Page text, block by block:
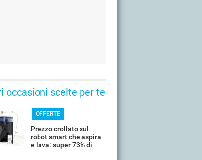
occasioni scelte per te
OFFERTE
Prezzo crollato sul
robot smart che aspira
e lava: super 73% di